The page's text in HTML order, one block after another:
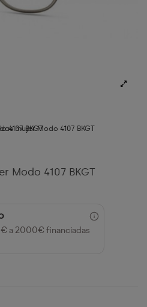
Modo 4107 BKGT
a 2000€ financiadas